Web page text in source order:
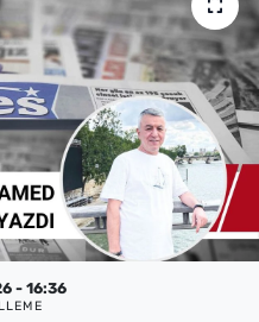
- 16:36